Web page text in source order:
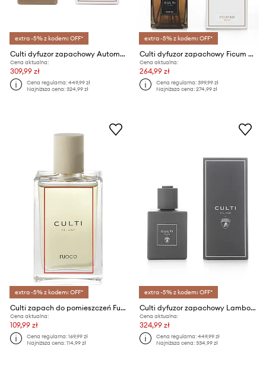
extra -5% z kodem: OFF*
Culti dyfuzor zapachowy Automobili Lamborghini 500 ml
Cena aktualna:
309,99 zł
Cena regularna:449,99 zł
Najniższa cena:324,99 zł
extra -5% z kodem: OFF*
Culti dyfuzor zapachowy Ficum Blu 500 ml
Cena aktualna:
264,99 zł
Cena regularna:399,99 zł
Najniższa cena:274,99 zł
extra -5% z kodem: OFF*
Culti zapach do pomieszczeń Fuoco 100 ml
Cena aktualna:
109,99 zł
Cena regularna:169,99 zł
Najniższa cena:114,99 zł
extra -5% z kodem: OFF*
Culti dyfuzor zapachowy Lamborghini Grigio Vulcano 500 ml
Cena aktualna:
324,99 zł
Cena regularna:449,99 zł
Najniższa cena:334,99 zł